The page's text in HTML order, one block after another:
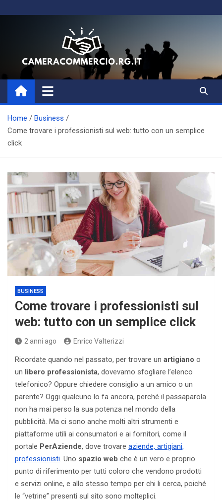
to
Magazine di Business, Aziende
e Amministrazione
Home
Business
Come trovare i professionisti sul web: tutto con un semplice
click
BUSINESS
Come trovare i professionisti sul
web: tutto con un semplice click
2 anni ago Enrico Valterizzi
Ricordate quando nel passato, per trovare un artigiano o
un libero professionista, dovevamo sfogliare l’elenco
telefonico? Oppure chiedere consiglio a un amico o un
parente? Oggi qualcuno lo fa ancora, perché il passaparola
non ha mai perso la sua potenza nel mondo della
pubblicità. Ma ci sono anche molti altri strumenti e
piattaforme utili ai consumatori e ai fornitori, come il
portale PerAziende, dove trovare aziende, artigiani,
professionisti. Uno spazio web che è un vero e proprio
punto di riferimento per tutti coloro che vendono prodotti
e servizi online, e allo stesso tempo per chi li cerca, poiché
le “vetrine” presenti sul sito sono molteplici.